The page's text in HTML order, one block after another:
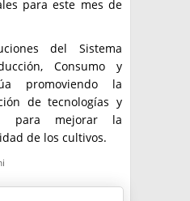
para este mes de
del Sistema
Consumo y
promoviendo la
de tecnologías y
para mejorar la
de los cultivos.